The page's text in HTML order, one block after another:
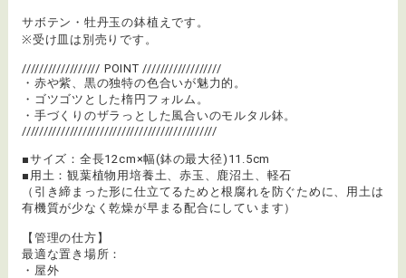
サボテン・牡丹玉の鉢植えです。
※受け皿は別売りです。
////////////////// POINT //////////////////
・赤や紫、黒の独特の色合いが魅力的。
・ゴツゴツとした楕円フォルム。
・手づくりのザラっとした風合いのモルタル鉢。
/////////////////////////////////////////////
■サイズ：全長12cm×幅(鉢の最大径)11.5cm
■用土：観葉植物用培養土、赤玉、鹿沼土、軽石
（引き締まった形に仕立てるためと根腐れを防ぐために、用土は
有機質が少なく乾燥が早まる配合にしています）
【管理の仕方】
最適な置き場所：
・屋外